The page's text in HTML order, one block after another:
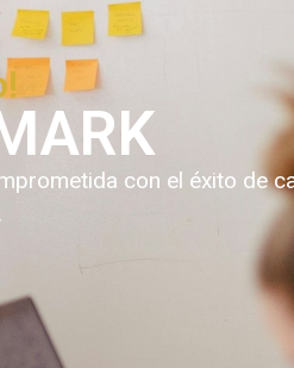
con el éxito de